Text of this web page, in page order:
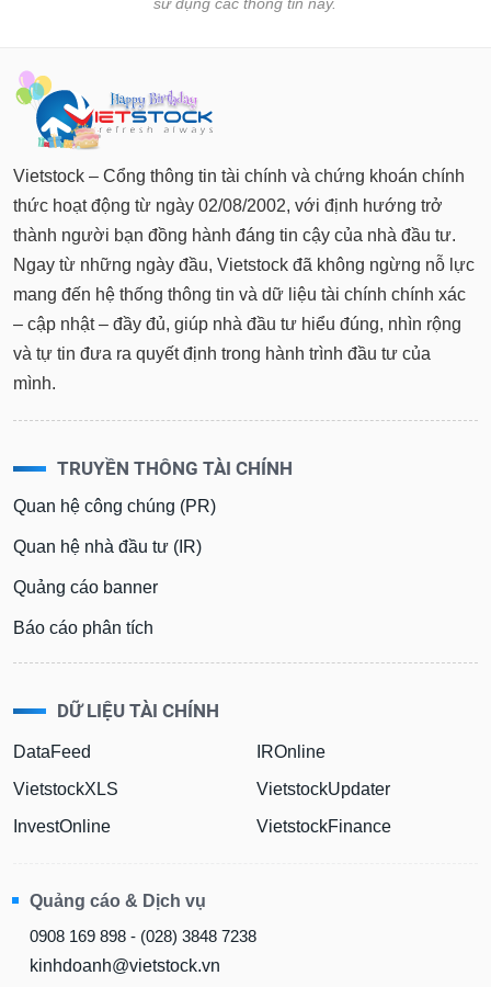
sử dụng các thông tin này.
Vietstock – Cổng thông tin tài chính và chứng khoán chính
thức hoạt động từ ngày 02/08/2002, với định hướng trở
thành người bạn đồng hành đáng tin cậy của nhà đầu tư.
Ngay từ những ngày đầu, Vietstock đã không ngừng nỗ lực
mang đến hệ thống thông tin và dữ liệu tài chính chính xác
– cập nhật – đầy đủ, giúp nhà đầu tư hiểu đúng, nhìn rộng
và tự tin đưa ra quyết định trong hành trình đầu tư của
mình.
TRUYỀN THÔNG TÀI CHÍNH
Quan hệ công chúng (PR)
Quan hệ nhà đầu tư (IR)
Quảng cáo banner
Báo cáo phân tích
DỮ LIỆU TÀI CHÍNH
DataFeed
VietstockXLS
InvestOnline
IROnline
VietstockUpdater
VietstockFinance
Quảng cáo & Dịch vụ
0908 169 898 - (028) 3848 7238
kinhdoanh@vietstock.vn